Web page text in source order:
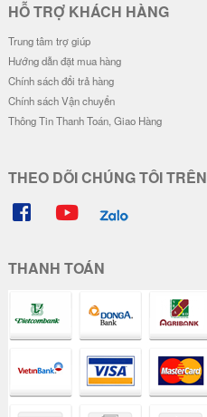
HỖ TRỢ KHÁCH HÀNG
Trung tâm trợ giúp
Hướng dẫn đặt mua hàng
Chính sách đổi trả hàng
Chính sách Vận chuyển
Thông Tin Thanh Toán, Giao Hàng
THEO DÕI CHÚNG TÔI TRÊN
THANH TOÁN